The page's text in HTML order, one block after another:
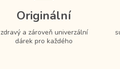
Originální
zdravý a zároveň univerzální
dárek pro každého